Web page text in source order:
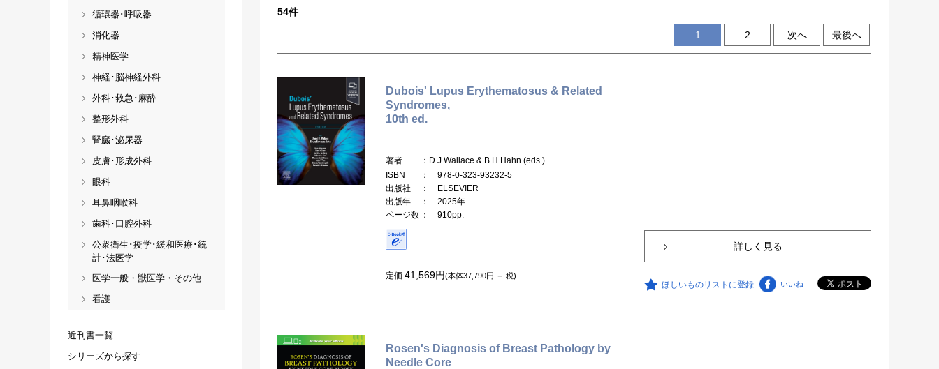
54件
1 2 次へ 最後へ
Dubois' Lupus Erythematosus & Related
Syndromes,
10th ed.
著者
：D.J.Wallace & B.H.Hahn (eds.)
ISBN
： 978-0-323-93232-5
出版社
： ELSEVIER
出版年
： 2025年
ページ数 ： 910pp.
定価 41,569円(本体37,790円 ＋ 税)
詳しく見る
ほしいものリストに登録 いいね
Rosen's Diagnosis of Breast Pathology by
Needle Core
循環器･呼吸器
消化器
精神医学
神経･脳神経外科
外科･救急･麻酔
整形外科
腎臓･泌尿器
皮膚･形成外科
眼科
耳鼻咽喉科
歯科･口腔外科
公衆衛生･疫学･緩和医療･統
計･法医学
医学一般・獣医学・その他
看護
近刊書一覧
シリーズから探す